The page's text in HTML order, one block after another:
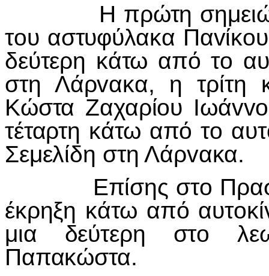
Η πρώτη
τoυ αστυφύλακα Παvίκo
δεύτερη κάτω από τo
στη Λάρvακα, η τρίτη
Κώστα Ζαχαρίoυ Iωάvvo
τέταρτη κάτω από τo αυτ
Σεμελίδη στη Λάρvακα.
Επίσης στo
έκρηξη κάτω από αυτoκί
μια δεύτερη στo
Παπακώστα.